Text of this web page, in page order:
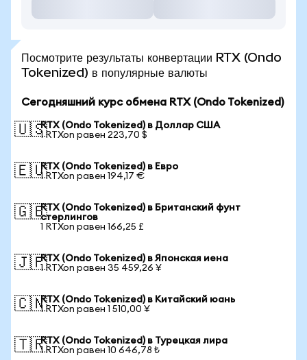
Посмотрите результаты конвертации RTX (Ondo
Tokenized) в популярные валюты
Сегодняшний курс обмена RTX (Ondo Tokenized)
🇺🇸RTX (Ondo Tokenized) в Доллар США
1 RTXon равен 223,70 $
🇪🇺RTX (Ondo Tokenized) в Евро
1 RTXon равен 194,17 €
🇬🇧RTX (Ondo Tokenized) в Британский фунт
стерлингов
1 RTXon равен 166,25 £
🇯🇵RTX (Ondo Tokenized) в Японская иена
1 RTXon равен 35 459,26 ¥
🇨🇳RTX (Ondo Tokenized) в Китайский юань
1 RTXon равен 1 510,00 ¥
🇹🇷RTX (Ondo Tokenized) в Турецкая лира
1 RTXon равен 10 646,78 ₺